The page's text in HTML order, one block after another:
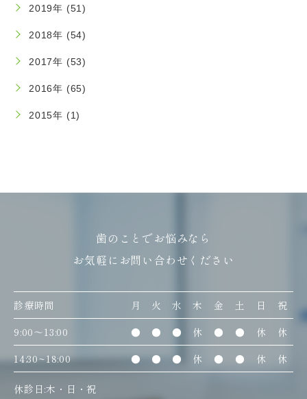
2019年 (51)
2018年 (54)
2017年 (53)
2016年 (65)
2015年 (1)
歯のことでお悩みなら
お気軽にお問い合わせください
診療時間 月 火 水 木 金 土 日
祝
9:00〜13:00
● ● ● 休 ● ● 休
休
14:30~18:00
● ● ● 休 ● ● 休 休
休診日:木・日・祝